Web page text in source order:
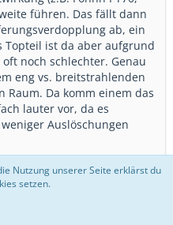
führen. Das fällt dann
ab, ein
Topteil ist da aber aufgrund
noch schlechter. Genau
eng vs. breitstrahlenden
Raum. Da komm einem das
lauter vor, da es
Auslöschungen
Abstrahlung auf
Schlechter richtende
Nutzung unserer Seite erklärst du
setzen.